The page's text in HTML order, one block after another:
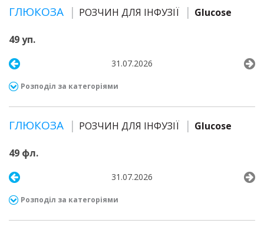
ГЛЮКОЗА РОЗЧИН ДЛЯ ІНФУЗІЇ Glucose
49 уп.
31.07.2026
Розподіл за категоріями
ГЛЮКОЗА РОЗЧИН ДЛЯ ІНФУЗІЇ Glucose
49 фл.
31.07.2026
Розподіл за категоріями